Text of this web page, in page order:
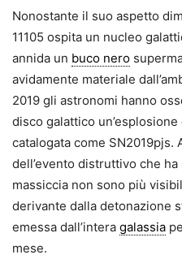
Nonostante il suo aspetto
11105 ospita un nucleo
annida un buco nero
avidamente materiale
2019 gli astronomi hanno
disco galattico un’esplosione
catalogata come SN2019pjs.
dell’evento distruttivo che
massiccia non sono più
derivante dalla detonazione
emessa dall’intera galassia
mese.